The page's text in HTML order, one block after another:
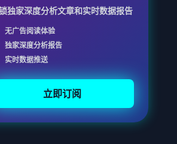
独家深度分析文章和实时数据报告
无广告阅读体验
独家深度分析报告
实时数据推送
立即订阅